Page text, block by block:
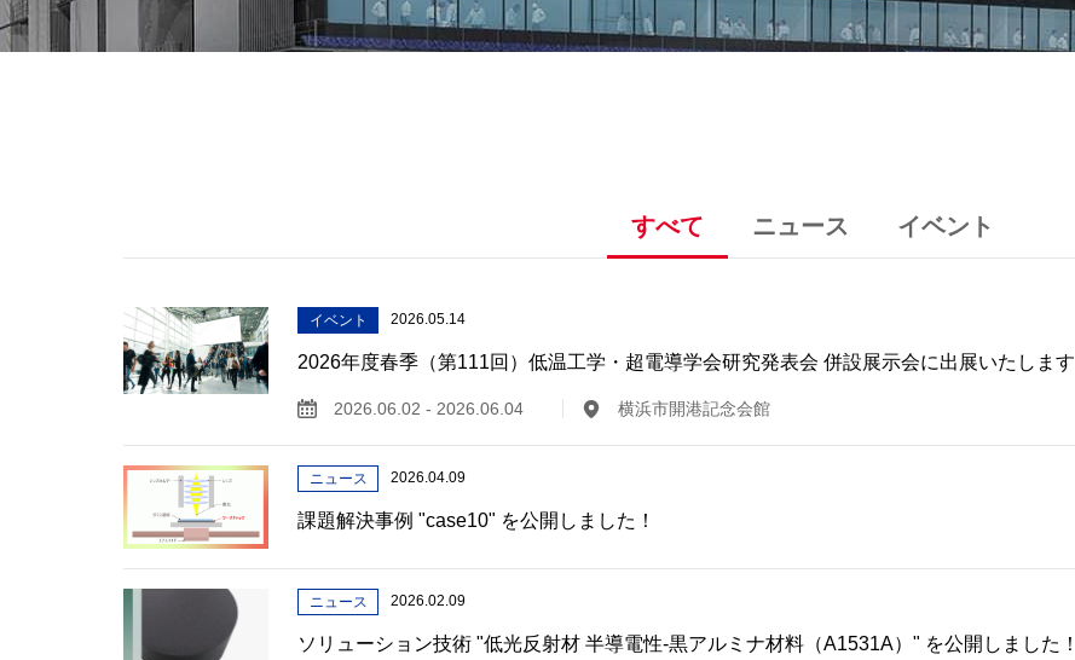
すべて ニュース イベント
イベント 2026.05.14
2026年度春季（第111回）低温工学・超電導学会研究発表会 併設展示会に出展いたします
2026.06.02 - 2026.06.04 横浜市開港記念会館
ニュース 2026.04.09
課題解決事例 "case10" を公開しました！
ニュース 2026.02.09
ソリューション技術 "低光反射材 半導電性-黒アルミナ材料（A1531A）" を公開しました！